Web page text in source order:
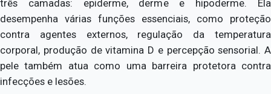
três camadas: epiderme, derme e hipoderme. Ela
desempenha várias funções essenciais, como proteção
contra agentes externos, regulação da temperatura
corporal, produção de vitamina D e percepção sensorial. A
pele também atua como uma barreira protetora contra
infecções e lesões.